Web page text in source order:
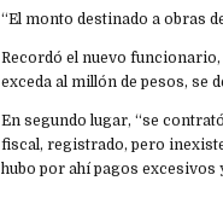
“El monto destinado a obras
Recordó el nuevo
exceda al millón de pesos, se
En segundo lugar, “se
fiscal, registrado, pero
hubo por ahí pagos excesivos